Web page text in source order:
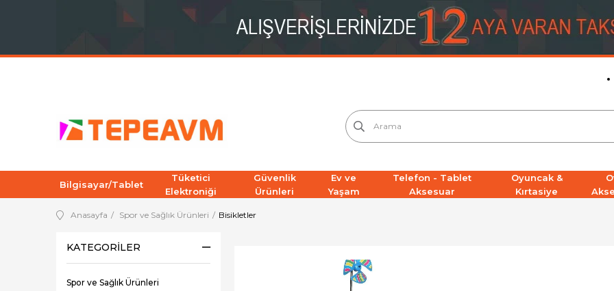
Bilgisayar/Tablet
Tüketici
Elektroniği
Güvenlik
Ürünleri
Ev ve
Yaşam
Telefon - Tablet
Aksesuar
Oyuncak &
Kırtasiye
Anasayfa Spor ve Sağlık Ürünleri Bisikletler
KATEGORILER
Spor ve Sağlık Ürünleri